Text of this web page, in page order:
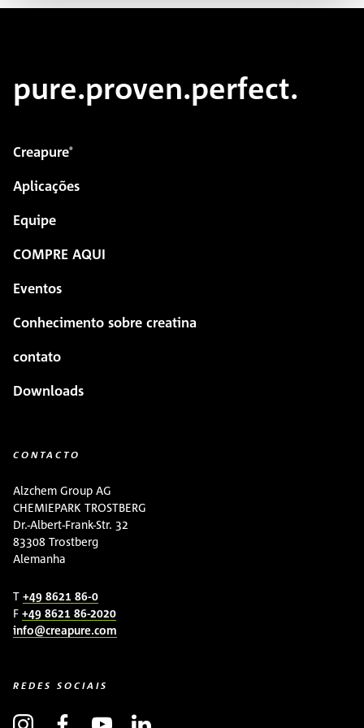
pure.proven.perfect.
Creapure®
Aplicações
Equipe
COMPRE AQUI
Eventos
Conhecimento sobre creatina
contato
Downloads
CONTACTO
Alzchem Group AG
CHEMIEPARK TROSTBERG
Dr.-Albert-Frank-Str. 32
83308 Trostberg
Alemanha
T +49 8621 86-0
F +49 8621 86-2020
info@creapure.com
REDES SOCIAIS